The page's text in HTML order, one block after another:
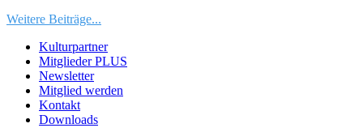
Weitere Beiträge...
Kulturpartner
Mitglieder PLUS
Newsletter
Mitglied werden
Kontakt
Downloads